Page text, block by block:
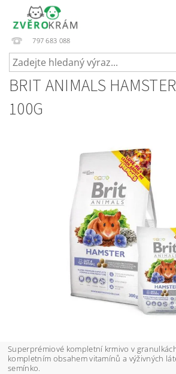
797 683 088
BRIT ANIMALS
100G
Superprémiové kompletní krmivo v
kompletním obsahem vitamínů a výživných
semínko.